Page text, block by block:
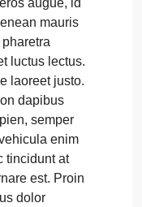
augue, id
mauris
luctus lectus.
laoreet justo.
dapibus
semper
enim
tincidunt at
est. Proin
dolor